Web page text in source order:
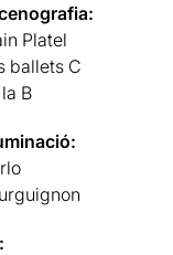
Platel
ballets C
B